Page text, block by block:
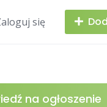
się
na ogłoszenie